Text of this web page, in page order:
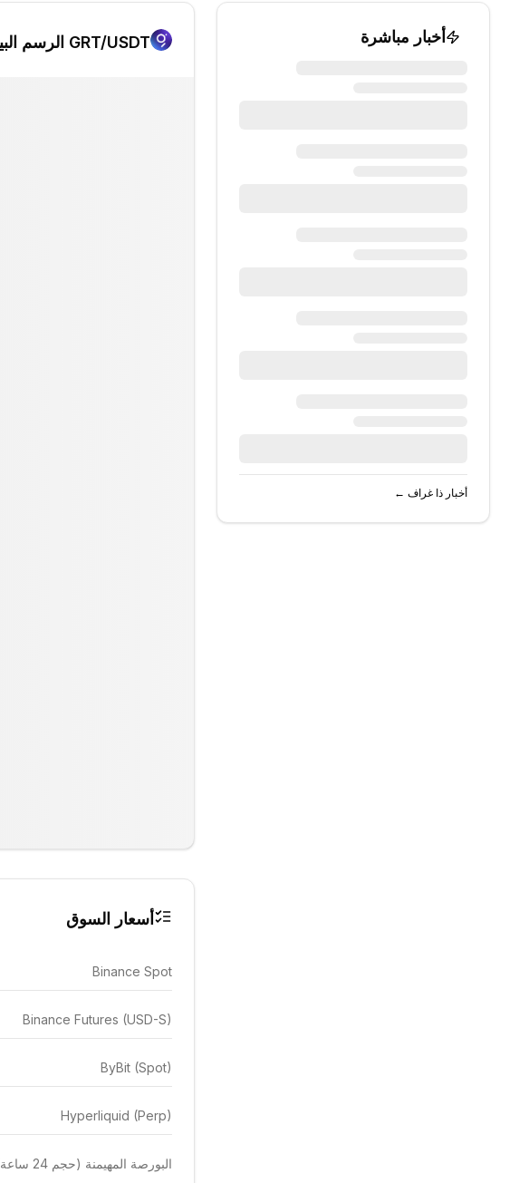
أخبار مباشرة
أخبار ذا غراف ←
GRT/USDT الرسم البياني
أسعار السوق
Binance Spot
Binance Futures (USD-S)
ByBit (Spot)
Hyperliquid (Perp)
البورصة المهيمنة (حجم 24 ساعة)